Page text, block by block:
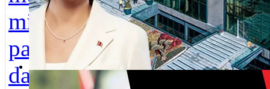
Üsküdar Belediye Başkanı Sinem Dedetaş yolsuzluk
milyar lirayı aşan
paravan
danışmanlık